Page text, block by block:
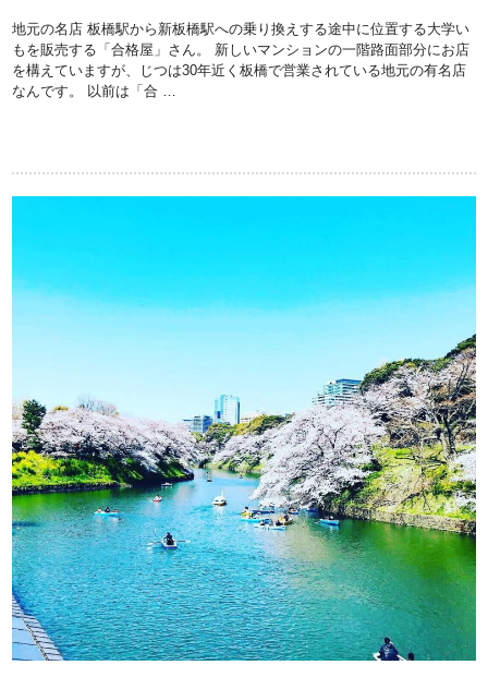
地元の名店 板橋駅から新板橋駅への乗り換えする途中に位置する大学い
もを販売する「合格屋」さん。 新しいマンションの一階路面部分にお店
を構えていますが、じつは30年近く板橋で営業されている地元の有名店
なんです。 以前は「合 …